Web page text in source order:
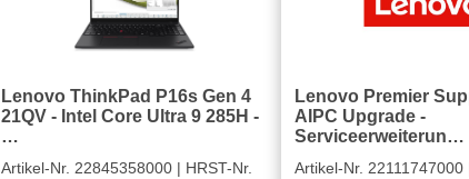
Lenovo ThinkPad P16s Gen 4
21QV - Intel Core Ultra 9 285H -
…
Artikel-Nr. 22845358000 | HRST-Nr.
Lenovo Premier
AIPC Upgrade -
Serviceerweiterun…
Artikel-Nr. 22111747000